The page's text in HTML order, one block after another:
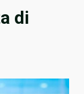
di